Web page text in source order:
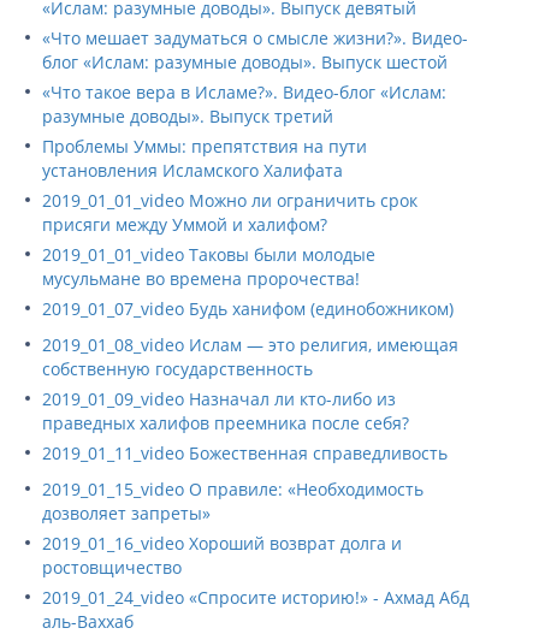
«Ислам: разумные доводы». Выпуск девятый
«Что мешает задуматься о смысле жизни?». Видео-
блог «Ислам: разумные доводы». Выпуск шестой
«Что такое вера в Исламе?». Видео-блог «Ислам:
разумные доводы». Выпуск третий
Проблемы Уммы: препятствия на пути
установления Исламского Халифата
2019_01_01_video Можно ли ограничить срок
присяги между Уммой и халифом?
2019_01_01_video Таковы были молодые
мусульмане во времена пророчества!
2019_01_07_video Будь ханифом (единобожником)
2019_01_08_video Ислам — это религия, имеющая
собственную государственность
2019_01_09_video Назначал ли кто-либо из
праведных халифов преемника после себя?
2019_01_11_video Божественная справедливость
2019_01_15_video О правиле: «Необходимость
дозволяет запреты»
2019_01_16_video Хороший возврат долга и
ростовщичество
2019_01_24_video «Спросите историю!» - Ахмад Абд
аль-Ваххаб